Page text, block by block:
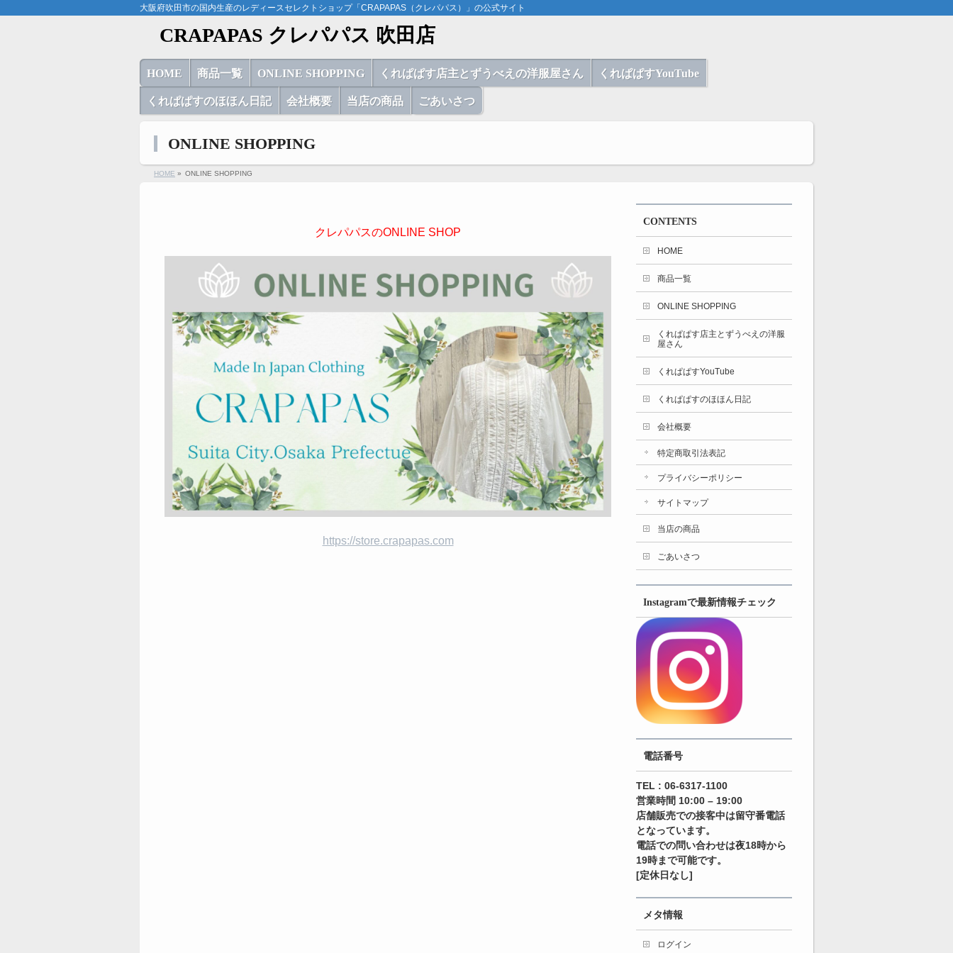
大阪府吹田市の国内生産のレディースセレクトショップ「CRAPAPAS（クレパパス）」の公式サイト
CRAPAPAS クレパパス 吹田店
HOME 商品一覧 ONLINE SHOPPING くれぱぱす店主とずうべえの洋服屋さん くれぱぱすYouTube
くれぱぱすのほほん日記 会社概要 当店の商品 ごあいさつ
ONLINE SHOPPING
HOME » ONLINE SHOPPING
クレパパスのONLINE SHOP
https://store.crapapas.com
CONTENTS
HOME
商品一覧
ONLINE SHOPPING
くれぱぱす店主とずうべえの洋服
屋さん
くれぱぱすYouTube
くれぱぱすのほほん日記
会社概要
特定商取引法表記
プライバシーポリシー
サイトマップ
当店の商品
ごあいさつ
Instagramで最新情報チェック
電話番号
TEL : 06-6317-1100
営業時間 10:00 – 19:00
店舗販売での接客中は留守番電話
となっています。
電話での問い合わせは夜18時から
19時まで可能です。
[定休日なし]
メタ情報
ログイン